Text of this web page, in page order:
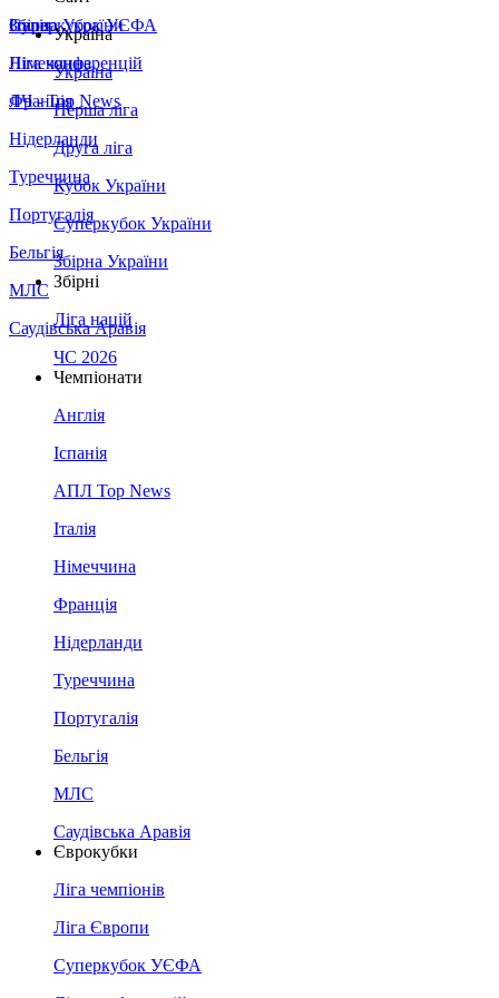
Збірна України
Італія
Німеччина
Франція
Нідерланди
Туреччина
Португалія
Бельгія
МЛС
Саудівська Аравія
Суперкубок УЄФА
Ліга конференцій
ЛЧ - Top News
Україна
Україна
Перша ліга
Друга ліга
Кубок України
Суперкубок України
Збірна України
Збірні
Ліга націй
ЧС 2026
Чемпіонати
Англія
Іспанія
АПЛ Top News
Італія
Німеччина
Франція
Нідерланди
Туреччина
Португалія
Бельгія
МЛС
Саудівська Аравія
Єврокубки
Ліга чемпіонів
Ліга Європи
Суперкубок УЄФА